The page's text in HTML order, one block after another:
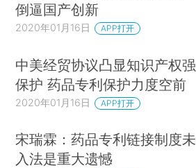
倒逼国产创新
2020年01月16日 APP打开
中美经贸协议凸显知识产权强
保护 药品专利保护力度空前
2020年01月16日 APP打开
宋瑞霖：药品专利链接制度未
入法是重大遗憾